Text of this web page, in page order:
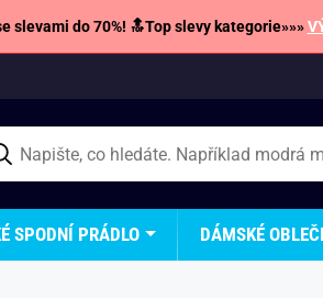
slevami do 70%! 🔝Top slevy kategorie»»»
SPODNÍ PRÁDLO DÁMSKÉ